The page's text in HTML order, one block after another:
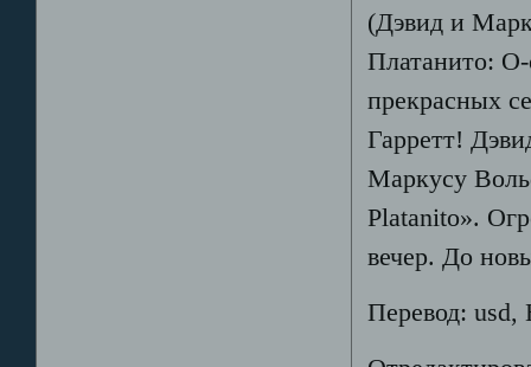
(Дэвид и
Платанито:
прекрасных
Гарретт!
Маркусу
Platanito».
вечер. До
Перевод: